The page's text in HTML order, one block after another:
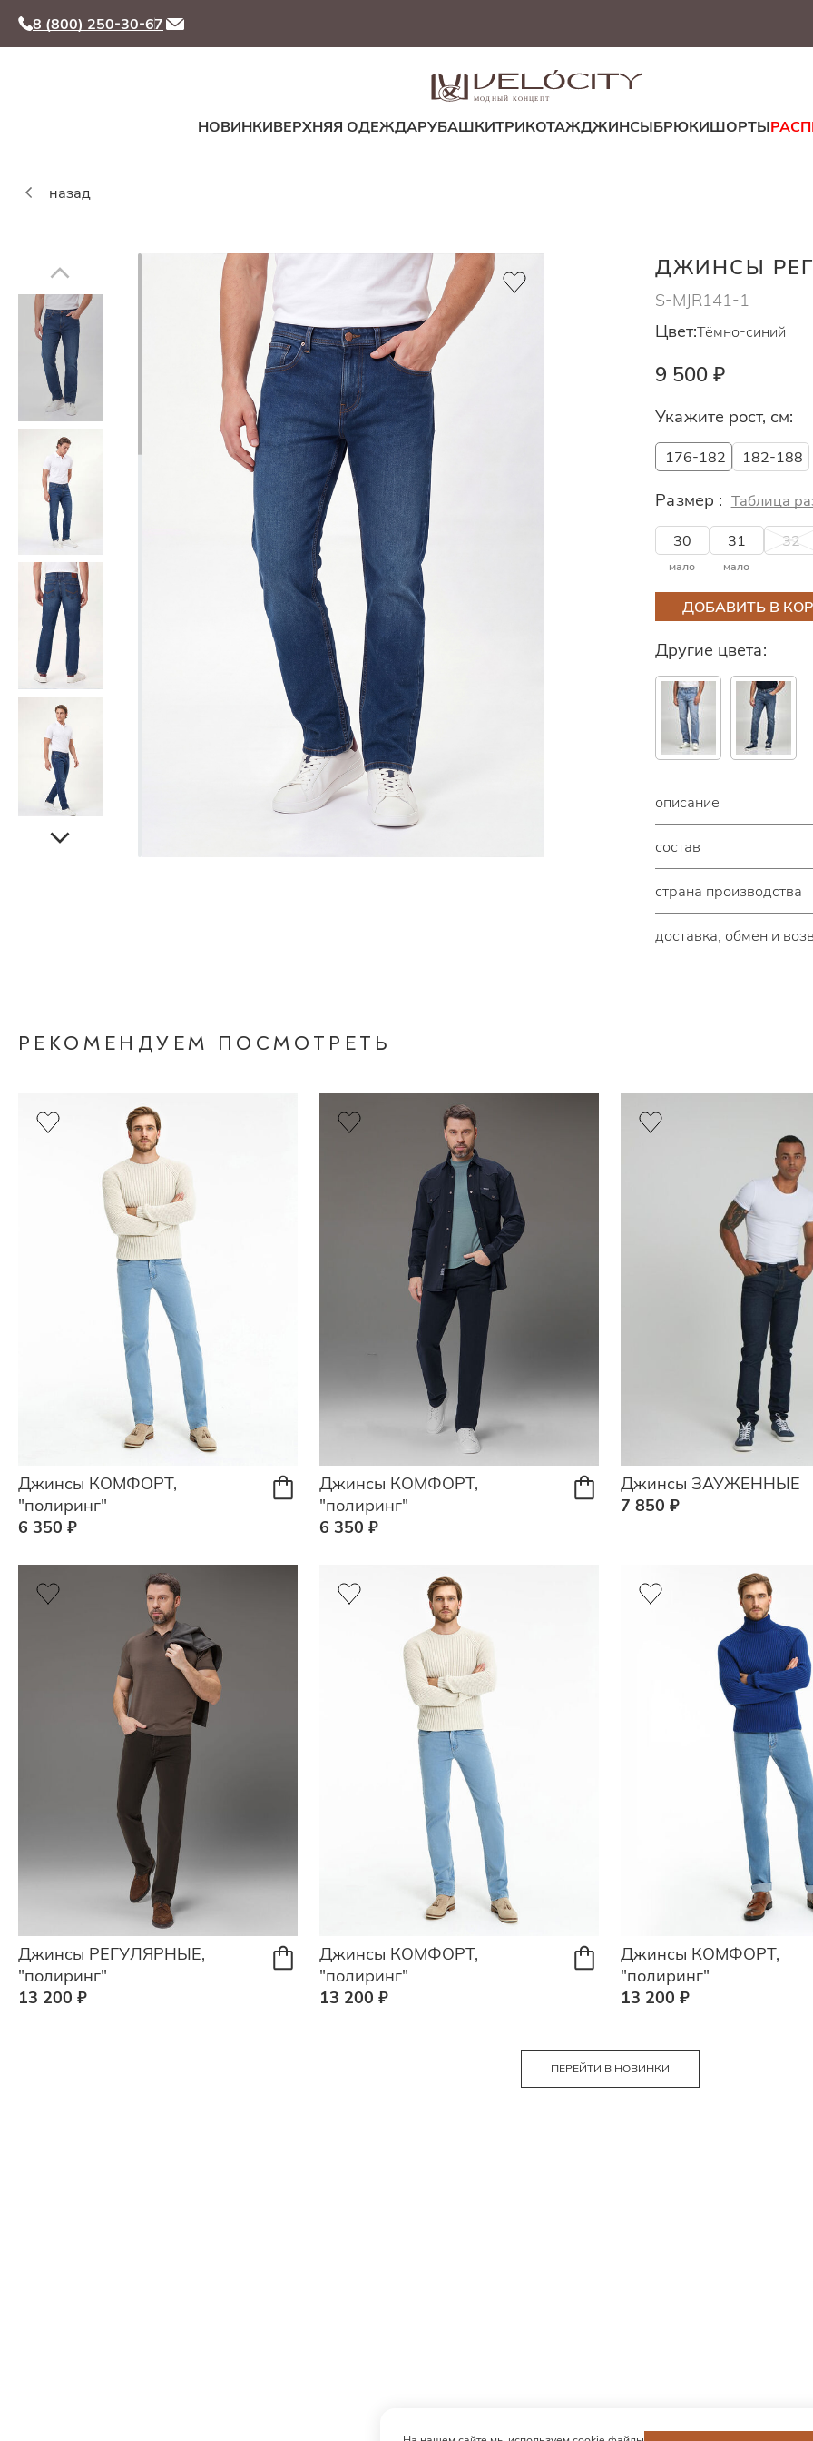
8 (800) 250-30-67
МОДНЫЙ КОНЦЕПТ
НОВИНКИВЕРХНЯЯ ОДЕЖДАРУБАШКИТРИКОТАЖДЖИНСЫБРЮКИШОРТЫ
назад
ДЖИНСЫ
S-MJR141-1
Цвет:Тёмно-синий
9 500 ₽
Укажите рост, см:
176-182 182-188
Размер : Таблица
30
мало
31
мало
32
ДОБАВИТЬ В
Другие цвета:
описание
состав
страна производства
доставка, обмен и
РЕКОМЕНДУЕМ ПОСМОТРЕТЬ
Джинсы КОМФОРТ,
"полиринг"
6 350 ₽
Джинсы КОМФОРТ,
"полиринг"
6 350 ₽
Джинсы ЗАУЖЕННЫЕ
7 850 ₽
Джинсы РЕГУЛЯРНЫЕ,
"полиринг"
13 200 ₽
Джинсы КОМФОРТ,
"полиринг"
13 200 ₽
Джинсы КОМФОРТ,
"полиринг"
13 200 ₽
ПЕРЕЙТИ В НОВИНКИ